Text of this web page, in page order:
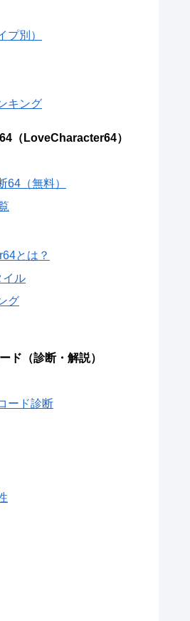
プ別）
キング
（LoveCharacter64）
64（無料）
とは？
イル
グ
ド（診断・解説）
ード診断